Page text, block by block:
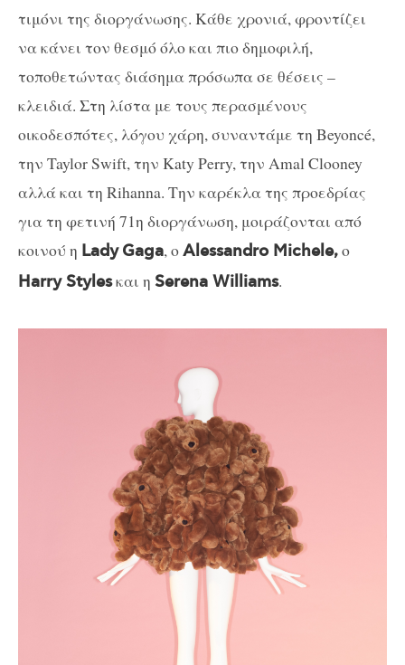
τιμόνι της διοργάνωσης. Κάθε χρονιά, φροντίζει
να κάνει τον θεσμό όλο και πιο δημοφιλή,
τοποθετώντας διάσημα πρόσωπα σε θέσεις –
κλειδιά. Στη λίστα με τους περασμένους
οικοδεσπότες, λόγου χάρη, συναντάμε τη Beyoncé,
την Taylor Swift, την Katy Perry, την Amal Clooney
αλλά και τη Rihanna. Την καρέκλα της προεδρίας
για τη φετινή 71η διοργάνωση, μοιράζονται από
κοινού η Lady Gaga, οAlessandro Michele,ο
Harry Stylesκαι η Serena Williams.